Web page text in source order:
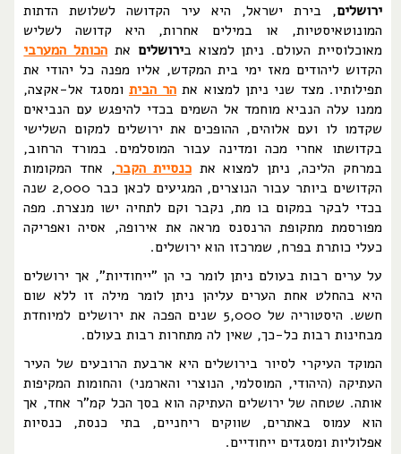
ירושלים, בירת ישראל, היא עיר הקדושה לשלושת הדתות
המונוטאיסטיות, או במילים אחרות, היא קדושה לשליש
מאוכלוסיית העולם. ניתן למצוא בירושלים את הכותל המערבי
הקדוש ליהודים מאז ימי בית המקדש, אליו מפנה כל יהודי את
תפילותיו. מצד שני ניתן למצוא את הר הבית ומסגד אל-אקצה,
ממנו עלה הנביא מוחמד אל השמים בכדי להיפגש עם הנביאים
שקדמו לו ועם אלוהים, ההופכים את ירושלים למקום השלישי
בקדושתו אחרי מכה ומדינה עבור המוסלמים. במורד הרחוב,
במרחק הליכה, ניתן למצוא את כנסיית הקבר, אחד המקומות
הקדושים ביותר עבור הנוצרים, המגיעים לכאן כבר 2,000 שנה
בכדי לבקר במקום בו מת, נקבר וקם לתחיה ישו מנצרת. מפה
מפורסמת מתקופת הרנסנס מראה את אירופה, אסיה ואפריקה
כעלי כותרת בפרח, שמרכזו הוא ירושלים.
על ערים רבות בעולם ניתן לומר כי הן "ייחודיות", אך ירושלים
היא בהחלט אחת הערים עליהן ניתן לומר מילה זו ללא שום
חשש. היסטוריה של 5,000 שנים הפכה את ירושלים למיוחדת
מבחינות רבות כל-כך, שאין לה מתחרות רבות בעולם.
המוקד העיקרי לסיור בירושלים היא ארבעת הרובעים של העיר
העתיקה (היהודי, המוסלמי, הנוצרי והארמני) והחומות המקיפות
אותה. שטחה של ירושלים העתיקה הוא בסך הכל קמ"ר אחד, אך
הוא עמוס באתרים, שווקים ריחניים, בתי כנסת, כנסיות
אפלוליות ומסגדים ייחודיים.